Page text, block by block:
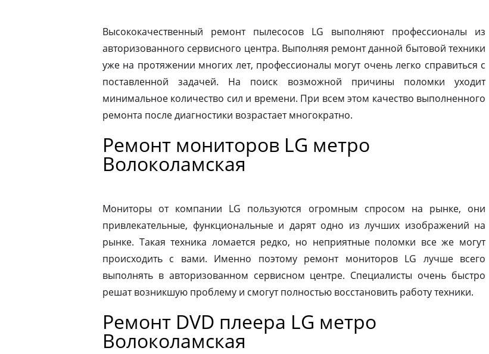
Высококачественный ремонт пылесосов LG выполняют профессионалы из
авторизованного сервисного центра. Выполняя ремонт данной бытовой техники
уже на протяжении многих лет, профессионалы могут очень легко справиться с
поставленной задачей. На поиск возможной причины поломки уходит
минимальное количество сил и времени. При всем этом качество выполненного
ремонта после диагностики возрастает многократно.
Ремонт мониторов LG метро
Волоколамская
Мониторы от компании LG пользуются огромным спросом на рынке, они
привлекательные, функциональные и дарят одно из лучших изображений на
рынке. Такая техника ломается редко, но неприятные поломки все же могут
происходить с вами. Именно поэтому ремонт мониторов LG лучше всего
выполнять в авторизованном сервисном центре. Специалисты очень быстро
решат возникшую проблему и смогут полностью восстановить работу техники.
Ремонт DVD плеера LG метро
Волоколамская